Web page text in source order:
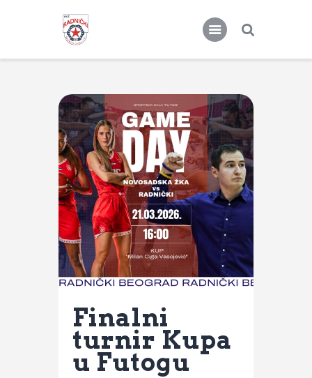
KKŽ Radnički
Seniorke
Novosti
Kontakt
Finalni
turnir Kupa
u Futogu